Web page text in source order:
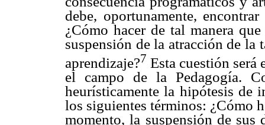
debe, oportunamente,
¿Cómo hacer de tal manera
suspensión de la atracción de
aprendizaje?7 Esta cuestión será
el campo de la Pedagogía.
heurísticamente la hipótesis de
los siguientes términos: ¿Cómo
momento, la suspensión de sus